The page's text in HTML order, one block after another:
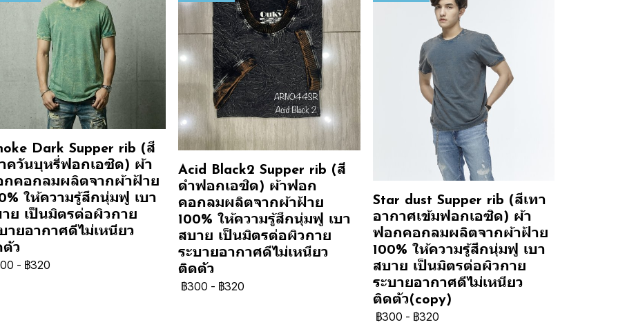
Dark Supper rib (สี
ควันบุหรี่ฟอกเอซิด) ผ้า
คอกลมผลิตจากผ้าฝ้าย
ให้ความรู้สึกนุ่มฟู เบา
ย เป็นมิตรต่อผิวกาย
ายอากาศดีไม่เหนียว
ว
- ฿320
Acid Black2 Supper rib (สี
ดำฟอกเอซิด) ผ้าฟอก
คอกลมผลิตจากผ้าฝ้าย
100% ให้ความรู้สึกนุ่มฟู เบา
สบาย เป็นมิตรต่อผิวกาย
ระบายอากาศดีไม่เหนียว
ติดตัว
฿300 - ฿320
Star dust Supper rib (สีเทา
อากาศเข้มฟอกเอซิด) ผ้า
ฟอกคอกลมผลิตจากผ้าฝ้าย
100% ให้ความรู้สึกนุ่มฟู เบา
สบาย เป็นมิตรต่อผิวกาย
ระบายอากาศดีไม่เหนียว
ติดตัว(copy)
฿300 - ฿320